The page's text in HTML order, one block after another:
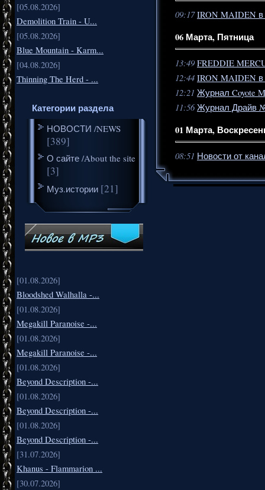
[05.08.2026]
Demolition Train - U...
[05.08.2026]
Blue Mountain - Karm...
[04.08.2026]
Thinning The Herd - ...
Категории раздела
НОВОСТИ /NEWS
[389]
О сайте /About the site
[3]
Муз.истории [21]
[01.08.2026]
Bloodshed Walhalla -...
[01.08.2026]
Megakill Paranoise -...
[01.08.2026]
Megakill Paranoise -...
[01.08.2026]
Beyond Description -...
[01.08.2026]
Beyond Description -...
[01.08.2026]
Beyond Description -...
[31.07.2026]
Khanus - Flammarion ...
[30.07.2026]
09:17 IRON MAIDEN
06 Марта, Пятница
13:49 FREDDIE
12:44 IRON MAIDEN в
12:21 Журнал Coyote
11:56 Журнал Драйв
01 Марта,
08:51 Новости от